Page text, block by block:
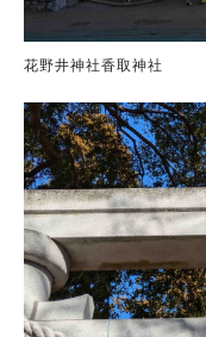
花野井神社香取神社